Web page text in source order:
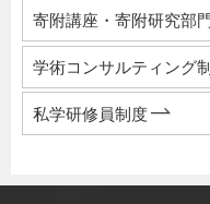
寄附講座・寄附研究部
学術コンサルティング
私学研修員制度